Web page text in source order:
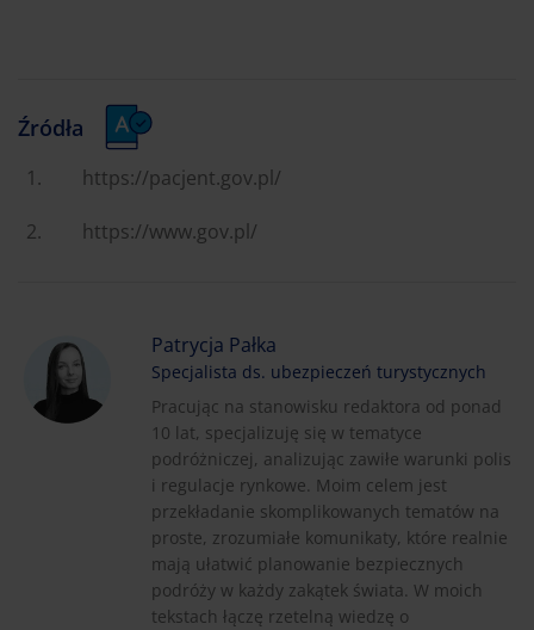
Źródła
https://pacjent.gov.pl/
https://www.gov.pl/
Patrycja Pałka
Specjalista ds. ubezpieczeń turystycznych
Pracując na stanowisku redaktora od ponad
10 lat, specjalizuję się w tematyce
podróżniczej, analizując zawiłe warunki polis
i regulacje rynkowe. Moim celem jest
przekładanie skomplikowanych tematów na
proste, zrozumiałe komunikaty, które realnie
mają ułatwić planowanie bezpiecznych
podróży w każdy zakątek świata. W moich
tekstach łączę rzetelną wiedzę o